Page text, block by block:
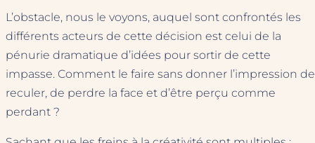
L’obstacle, nous le voyons, auquel sont confrontés les
différents acteurs de cette décision est celui de la
pénurie dramatique d’idées pour sortir de cette
impasse. Comment le faire sans donner l’impression de
reculer, de perdre la face et d’être perçu comme
perdant ?